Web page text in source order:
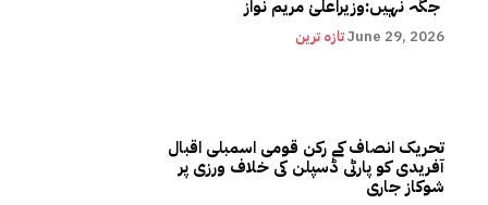
تازہ ترینJune 29, 2026
تحریک انصاف کے رکن قومی اسمبلی اقبال
آفریدی کو پارٹی ڈسپلن کی خلاف ورزی پر
شوکاز جاری